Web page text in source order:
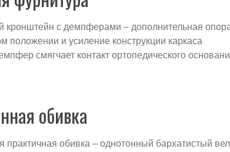
кронштейн с демпферами – дополнительная
положении и усиление конструкции каркаса
смягчает контакт ортопедического
обивка
практичная обивка – однотонный бархатистый